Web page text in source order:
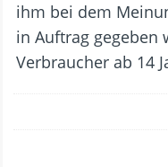
ihm bei dem
in Auftrag gegeben
Verbraucher ab 14